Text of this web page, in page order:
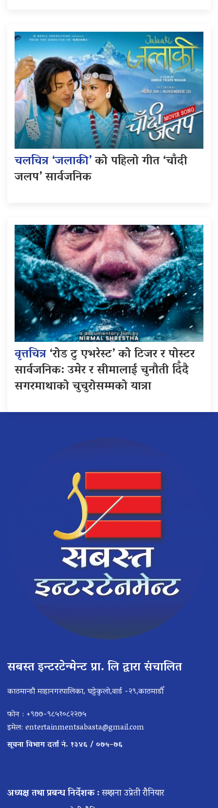
चलचित्र ‘जलाकी’को पहिलो गीत ‘चाँदी
जलप’ सार्वजनिक
वृत्तचित्र‘रोड टु एभरेस्ट’ को टिजर र पोस्टर
सार्वजनिक: उमेर र सीमालाई चुनौती दिँदै
सगरमाथाको चुचुरोसम्मको यात्रा
सबस्त इन्टरटेन्मेन्ट प्रा. लि द्वारा संचालित
काठमान्डौ माहानगरपालिका, घट्टेकुलो,वार्ड -२९,काठमाडौँ
फोन : +९७७-९८५१०८२२७५
इमेल: entertainmentsabasta@gmail.com
सूचना विभाग दर्ता नं. १३४६ / ०७५–७६
अध्यक्ष तथा प्रबन्ध निर्देशक :सम्झना उप्रेती रौनियार